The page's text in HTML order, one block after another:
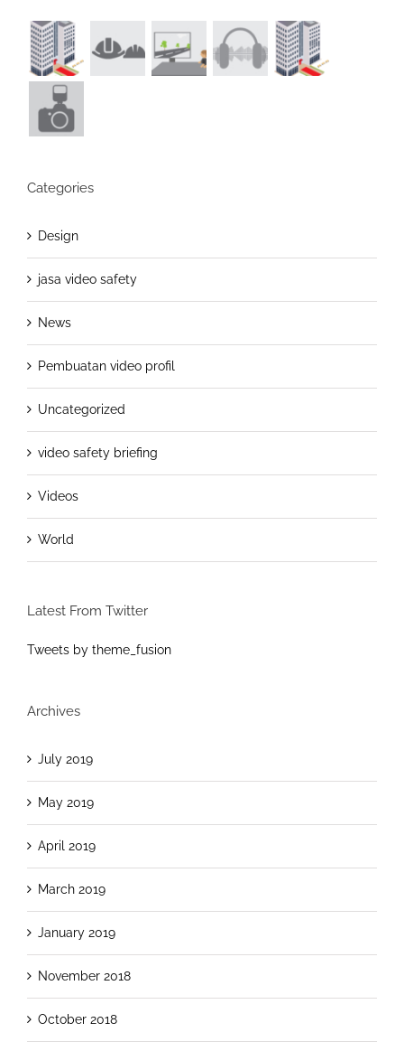
Categories
Design
jasa video safety
News
Pembuatan video profil
Uncategorized
video safety briefing
Videos
World
Latest From Twitter
Tweets by theme_fusion
Archives
July 2019
May 2019
April 2019
March 2019
January 2019
November 2018
October 2018